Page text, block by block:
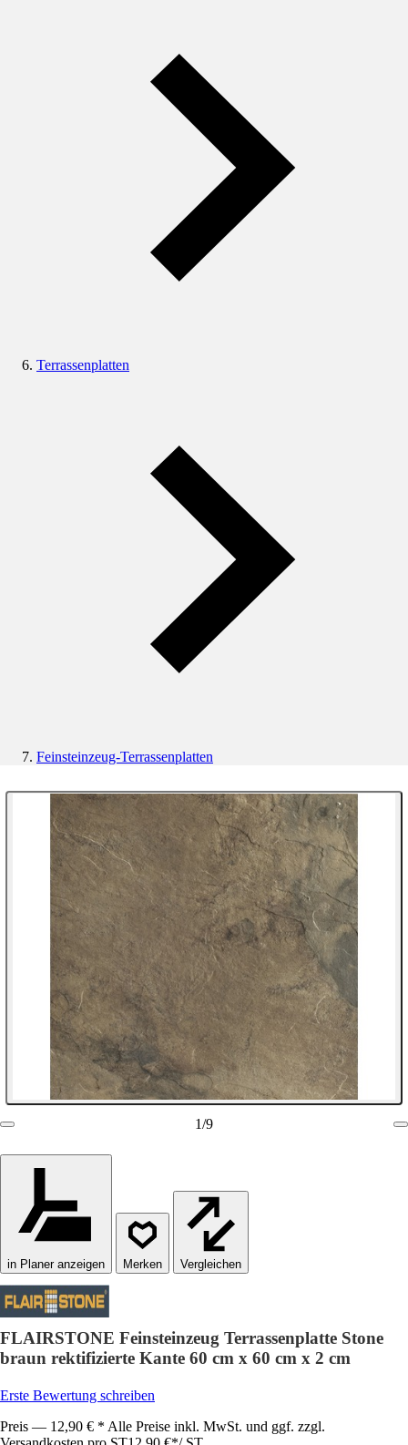
Terrassenplatten
Feinsteinzeug-Terrassenplatten
1/9
in Planer anzeigen Vergleichen
FLAIRSTONE Feinsteinzeug Terrassenplatte Stone
braun rektifizierte Kante 60 cm x 60 cm x 2 cm
Erste Bewertung schreiben
Preis — 12,90 € * Alle Preise inkl. MwSt. und ggf. zzgl.